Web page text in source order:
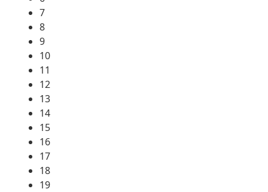
7
8
9
10
11
12
13
14
15
16
17
18
19